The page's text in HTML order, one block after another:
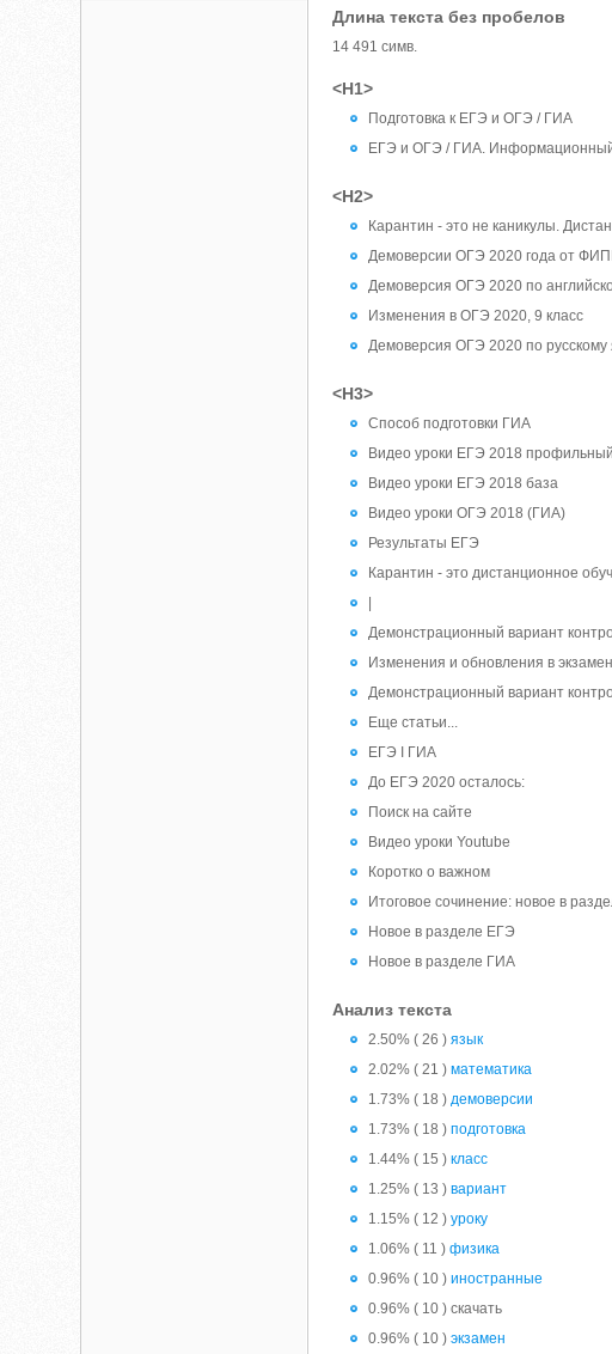
Длина текста без пробелов
14 491 симв.
<H1>
Подготовка к ЕГЭ и ОГЭ / ГИА
ЕГЭ и ОГЭ / ГИА. Информационный
<H2>
Карантин - это не каникулы.
Демоверсии ОГЭ 2020 года от
Демоверсия ОГЭ 2020 по
Изменения в ОГЭ 2020, 9 класс
Демоверсия ОГЭ 2020 по русскому
<H3>
Способ подготовки ГИА
Видео уроки ЕГЭ 2018
Видео уроки ЕГЭ 2018 база
Видео уроки ОГЭ 2018 (ГИА)
Результаты ЕГЭ
Карантин - это дистанционное
Демонстрационный вариант
Изменения и обновления в
Демонстрационный вариант
Еще статьи...
ЕГЭ I ГИА
До ЕГЭ 2020 осталось:
Поиск на сайте
Видео уроки Youtube
Коротко о важном
Итоговое сочинение: новое в
Новое в разделе ЕГЭ
Новое в разделе ГИА
Анализ текста
2.50% ( 26 )язык
2.02% ( 21 )математика
1.73% ( 18 )демоверсии
1.73% ( 18 )подготовка
1.44% ( 15 )класс
1.25% ( 13 )вариант
1.15% ( 12 )уроку
1.06% ( 11 )физика
0.96% ( 10 )иностранные
0.96% ( 10 ) скачать
0.96% ( 10 )экзамен